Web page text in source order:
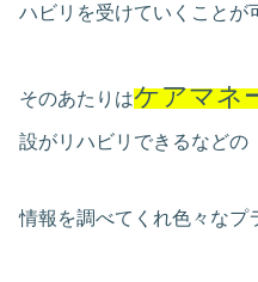
ハビリを受けていくことが
そのあたりはケアマネ
設がリハビリできるなどの
情報を調べてくれ色々なプ